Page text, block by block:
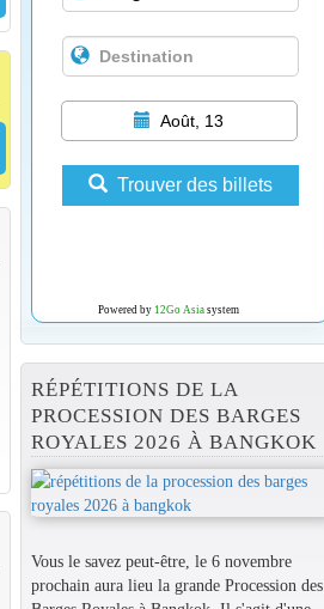
Août, 13
Trouver des billets
Powered by 12Go Asiasystem
RÉPÉTITIONS DE LA
PROCESSION DES BARGES
ROYALES 2026 À BANGKOK
Vous le savez peut-être, le 6 novembre
prochain aura lieu la grande Procession des